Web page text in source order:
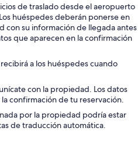
de traslado desde el aeropuerto
huéspedes deberán ponerse en
con su información de llegada antes
que aparecen en la confirmación
a los huéspedes cuando
con la propiedad. Los datos
confirmación de tu reservación.
por la propiedad podría estar
de traducción automática.